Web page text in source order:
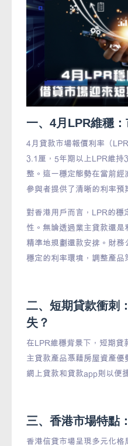
一、4月LPR維穩
4月貸款市場報價利率（
3.1厘，5年期以上LPR維持
整。這一穩定態勢在當前
參與者提供了清晰的利率預
對香港用戶而言，LPR的穩
性。無論透過業主貸款還
精準地規劃還款安排。財
穩定的利率環境，調整產品
二、短期貸款衝刺
失？
在LPR維穩背景下，短期貸
主貸款產品憑藉房屋資產
網上貸款和貸款app則以便
三、香港市場特點
香港信貸市場呈現多元化格